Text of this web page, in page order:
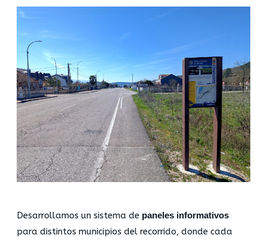
Desarrollamos un sistema de paneles informativos
para distintos municipios del recorrido, donde cada